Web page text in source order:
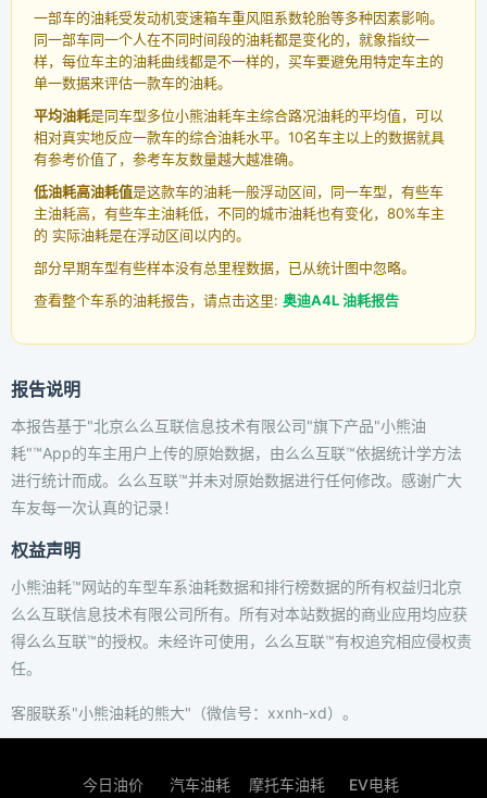
一部车的油耗受发动机变速箱车重风阻系数轮胎等多种因素影响。
同一部车同一个人在不同时间段的油耗都是变化的，就象指纹一
样，每位车主的油耗曲线都是不一样的，买车要避免用特定车主的
单一数据来评估一款车的油耗。
平均油耗是同车型多位小熊油耗车主综合路况油耗的平均值，可以
相对真实地反应一款车的综合油耗水平。10名车主以上的数据就具
有参考价值了，参考车友数量越大越准确。
低油耗高油耗值是这款车的油耗一般浮动区间，同一车型，有些车
主油耗高，有些车主油耗低，不同的城市油耗也有变化，80%车主
的 实际油耗是在浮动区间以内的。
部分早期车型有些样本没有总里程数据，已从统计图中忽略。
查看整个车系的油耗报告，请点击这里: 奥迪A4L 油耗报告
报告说明
本报告基于"北京么么互联信息技术有限公司"旗下产品"小熊油
耗"™App的车主用户上传的原始数据，由么么互联™依据统计学方法
进行统计而成。么么互联™并未对原始数据进行任何修改。感谢广大
车友每一次认真的记录！
权益声明
小熊油耗™网站的车型车系油耗数据和排行榜数据的所有权益归北京
么么互联信息技术有限公司所有。所有对本站数据的商业应用均应获
得么么互联™的授权。未经许可使用，么么互联™有权追究相应侵权责
任。
客服联系"小熊油耗的熊大"（微信号：xxnh-xd）。
今日油价 汽车油耗 摩托车油耗 EV电耗